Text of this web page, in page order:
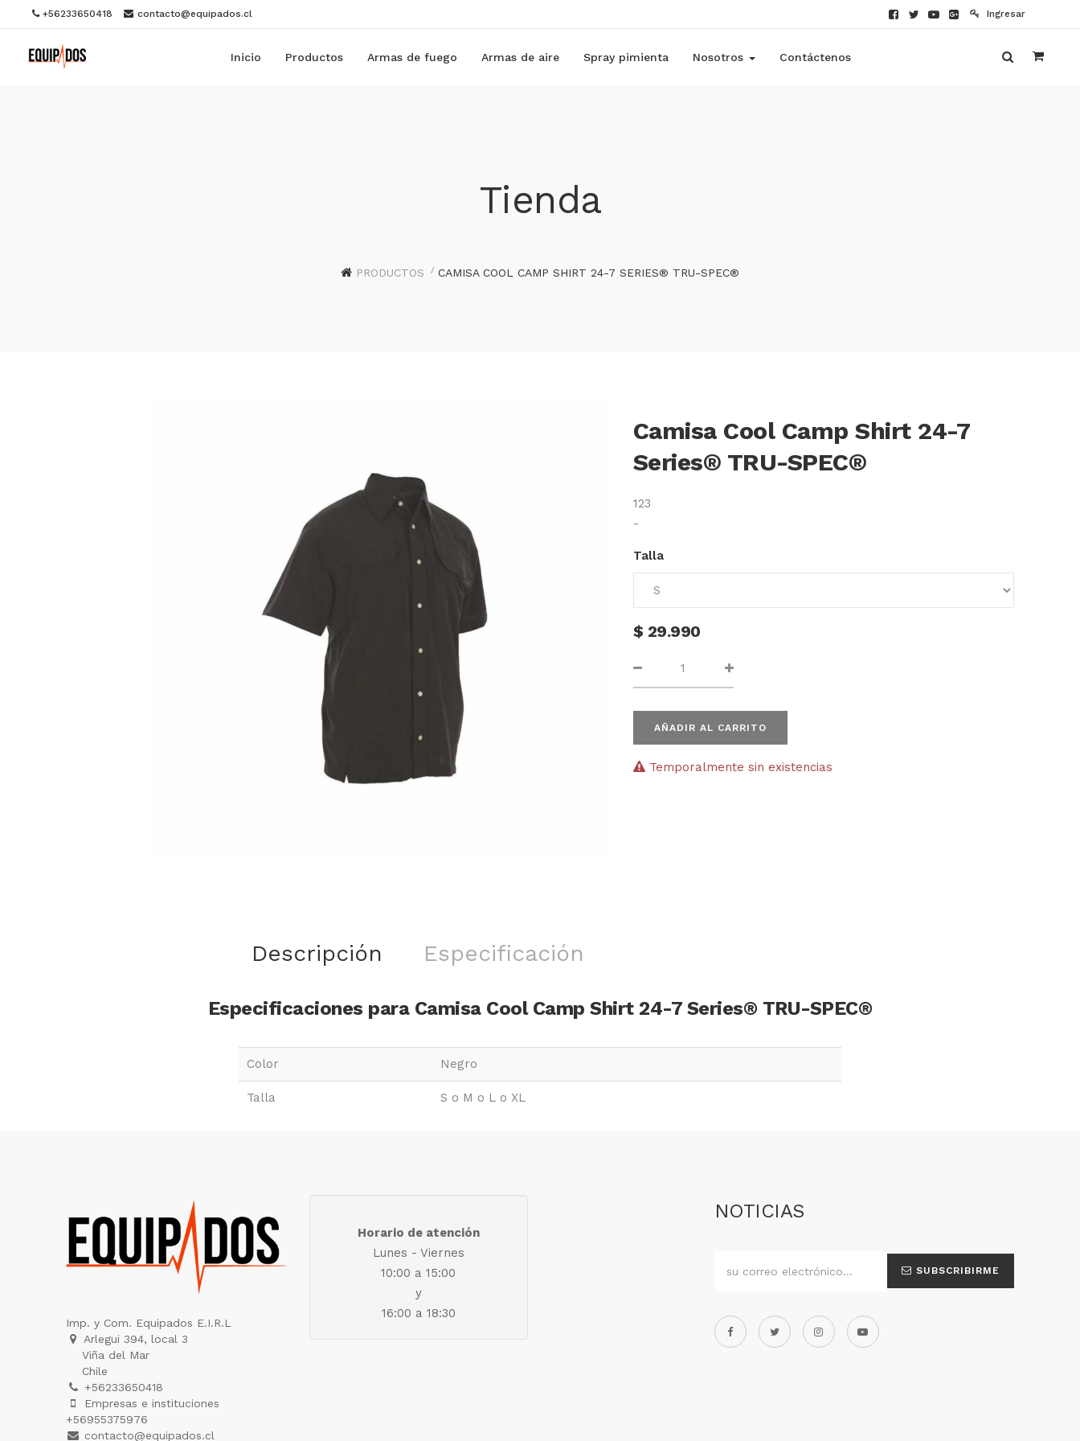
+56233650418 contacto@equipados.cl Ingresar
Inicio Productos Armas de fuego Armas de aire Spray pimienta Nosotros Contáctenos
Tienda
PRODUCTOS CAMISA COOL CAMP SHIRT 24-7 SERIES® TRU-SPEC®
Camisa Cool Camp Shirt 24-7
Series® TRU-SPEC®
123
-
Talla
$ 29.990
AÑADIR AL CARRITO
Temporalmente sin existencias
Descripción Especificación
Especificaciones para Camisa Cool Camp Shirt 24-7 Series® TRU-SPEC®
Color Negro
Talla S o M o L o XL
Imp. y Com. Equipados E.I.R.L
Arlegui 394, local 3
Viña del Mar
Chile
+56233650418
Empresas e instituciones
+56955375976
contacto@equipados.cl
Horario de atención
Lunes - Viernes
10:00 a 15:00
y
16:00 a 18:30
NOTICIAS
SUBSCRIBIRME